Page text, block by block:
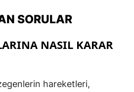
SORULAR
NASIL KARAR
hareketleri,